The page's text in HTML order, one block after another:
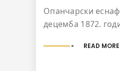
Опанчарски
децемба 1872.
READ MORE